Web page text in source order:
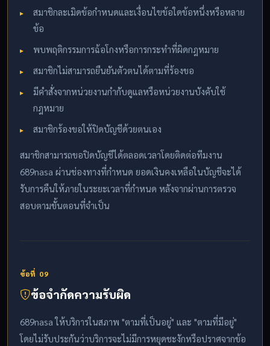
สมาชิกละเมิดข้อกำหนดและเงื่อนไขข้อใดข้อหนึ่งหรือหลาย
ข้อ
พบพฤติกรรมการฉ้อโกงหรือการกระทำที่ผิดกฎหมาย
สมาชิกไม่สามารถยืนยันตัวตนได้ตามที่ร้องขอ
มีคำสั่งจากหน่วยงานกำกับดูแลหรือหน่วยงานบังคับใช้
กฎหมาย
สมาชิกร้องขอให้ปิดบัญชีด้วยตนเอง
สมาชิกสามารถขอปิดบัญชีได้ตลอดเวลาโดยติดต่อทีมงาน
689nasa ผ่านช่องทางที่กำหนด ยอดเงินคงเหลือในบัญชีจะได้
รับการคืนให้ภายในระยะเวลาที่กำหนด หลังจากผ่านการตรวจ
สอบตามขั้นตอนที่จำเป็น
ข้อที่ 09
ข้อจำกัดความรับผิด
689nasa ให้บริการในสภาพ "ตามที่เป็นอยู่" และ "ตามที่มีอยู่"
โดยไม่รับประกันว่าบริการจะไม่มีการหยุดชะงักหรือปราศจากข้อ